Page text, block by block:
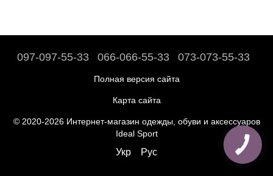
097-097-55-33 066-066-55-33 073-073-55-33
Полная версия сайта
Карта сайта
© 2020-2026 Интернет-магазин одежды, обуви и аксессуаров
Ideal Sport
Укр Рус